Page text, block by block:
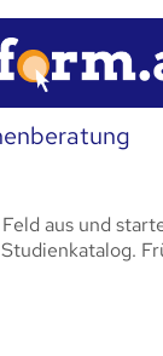
aus und